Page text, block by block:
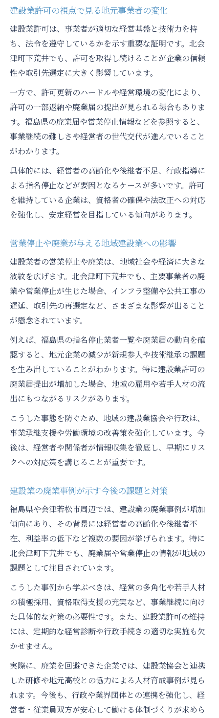
建設業許可の視点で見る地元事業者の変化
建設業許可は、事業者が適切な経営基盤と技術力を持
ち、法令を遵守しているかを示す重要な証明です。北会
津町下荒井でも、許可を取得し続けることが企業の信頼
性や取引先選定に大きく影響しています。
一方で、許可更新のハードルや経営環境の変化により、
許可の一部返納や廃業届の提出が見られる場合もありま
す。福島県の廃業届や営業停止情報などを参照すると、
事業継続の難しさや経営者の世代交代が進んでいること
がわかります。
具体的には、経営者の高齢化や後継者不足、行政指導に
よる指名停止などが要因となるケースが多いです。許可
を維持している企業は、資格者の確保や法改正への対応
を強化し、安定経営を目指している傾向があります。
営業停止や廃業が与える地域建設業への影響
建設業者の営業停止や廃業は、地域社会や経済に大きな
波紋を広げます。北会津町下荒井でも、主要事業者の廃
業や営業停止が生じた場合、インフラ整備や公共工事の
遅延、取引先の再選定など、さまざまな影響が出ること
が懸念されています。
例えば、福島県の指名停止業者一覧や廃業届の動向を確
認すると、地元企業の減少が新規参入や技術継承の課題
を生み出していることがわかります。特に建設業許可の
廃業届提出が増加した場合、地域の雇用や若手人材の流
出にもつながるリスクがあります。
こうした事態を防ぐため、地域の建設業協会や行政は、
事業承継支援や労働環境の改善策を強化しています。今
後は、経営者や関係者が情報収集を徹底し、早期にリス
クへの対応策を講じることが重要です。
建設業の廃業事例が示す今後の課題と対策
福島県や会津若松市周辺では、建設業の廃業事例が増加
傾向にあり、その背景には経営者の高齢化や後継者不
在、利益率の低下など複数の要因が挙げられます。特に
北会津町下荒井でも、廃業届や営業停止の情報が地域の
課題として注目されています。
こうした事例から学ぶべきは、経営の多角化や若手人材
の積極採用、資格取得支援の充実など、事業継続に向け
た具体的な対策の必要性です。また、建設業許可の維持
には、定期的な経営診断や行政手続きの適切な実施も欠
かせません。
実際に、廃業を回避できた企業では、建設業協会と連携
した研修や地元高校との協力による人材育成事例が見ら
れます。今後も、行政や業界団体との連携を強化し、経
営者・従業員双方が安心して働ける体制づくりが求めら